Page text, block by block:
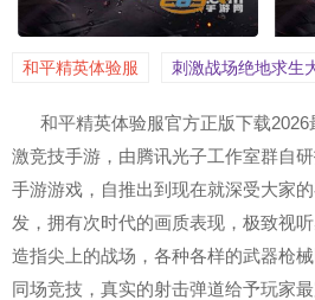
和平精英体验服 刺激战场绝地求生
和平精英体验服官方正版下载
激竞技手游，由腾讯光子工作室群自
手游游戏，自推出到现在就深受大家
发，拥有次时代的画质表现，极致视
造指尖上的战场，各种各样的武器枪
同场竞技，真实的射击弹道给予玩家